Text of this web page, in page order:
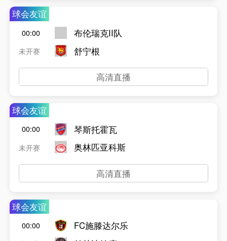
球会友谊
00:00
未开赛
布伦瑞克II队
舒宁根
高清直播
球会友谊
00:00
未开赛
琴斯托霍瓦
奥林匹亚科斯
高清直播
球会友谊
00:00
FC施滕达尔乐